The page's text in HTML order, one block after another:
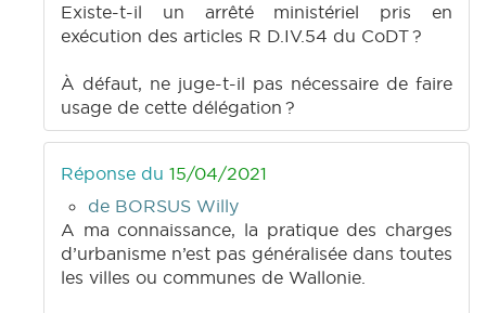
Existe-t-il un arrêté ministériel pris en
exécution des articles R D.IV.54 du CoDT ?
À défaut, ne juge-t-il pas nécessaire de faire
usage de cette délégation ?
Réponse du 15/04/2021
de BORSUS Willy
A ma connaissance, la pratique des charges
d’urbanisme n’est pas généralisée dans toutes
les villes ou communes de Wallonie.